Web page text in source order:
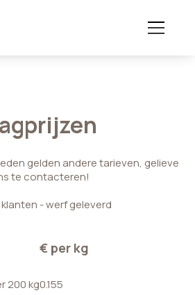
gelden andere tarieven, gelieve
te contacteren!
- werf geleverd
€ per kg
200 kg0.155